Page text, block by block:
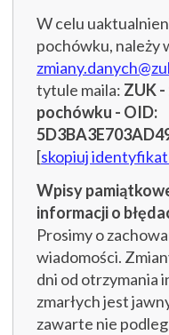
W celu
pochówku, należy
tytule maila: ZUK -
pochówku - OID:
[skopiuj
Wpisy
informacji o
Prosimy o
wiadomości.
dni od otrzymania
zmarłych jest
zawarte nie